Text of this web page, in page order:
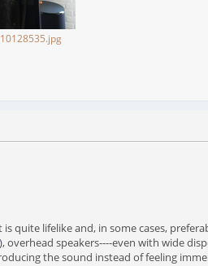
quite lifelike and, in some cases,
), overhead speakers----even with wide
the sound instead of feeling